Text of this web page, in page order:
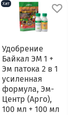
Хит
Удобрение
Байкал ЭМ 1 +
Эм патока 2 в 1
усиленная
формула, Эм-
Центр (Арго),
100 мл + 100 мл